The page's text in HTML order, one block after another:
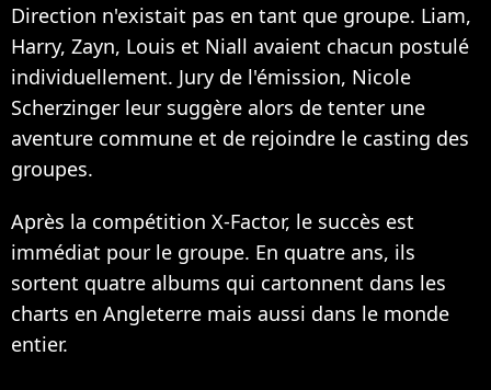
Direction n'existait pas en tant que groupe. Liam,
Harry, Zayn, Louis et Niall avaient chacun postulé
individuellement. Jury de l'émission, Nicole
Scherzinger leur suggère alors de tenter une
aventure commune et de rejoindre le casting des
groupes.
Après la compétition X-Factor, le succès est
immédiat pour le groupe. En quatre ans, ils
sortent quatre albums qui cartonnent dans les
charts en Angleterre mais aussi dans le monde
entier.